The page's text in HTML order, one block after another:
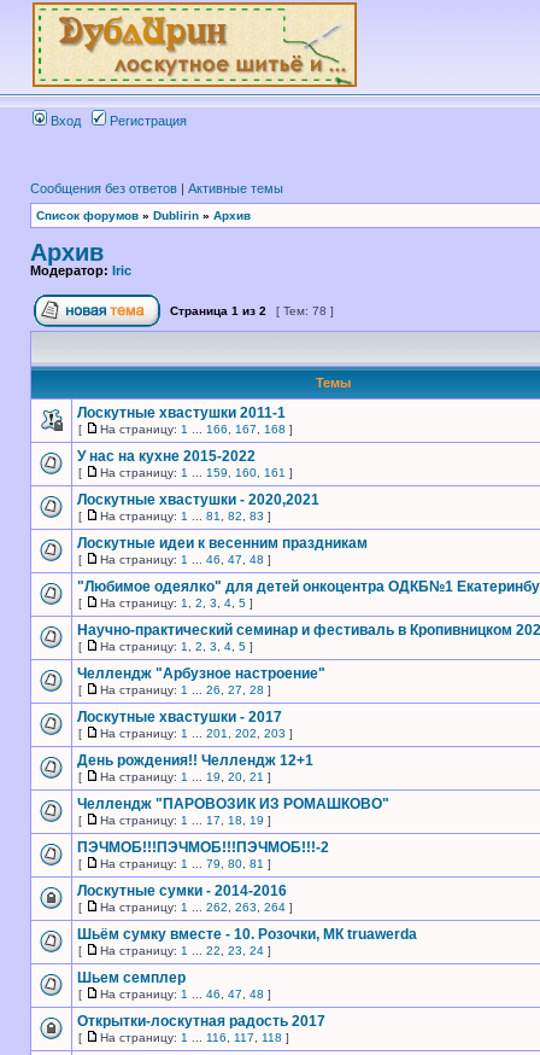
Вход Регистрация
Сообщения без ответов | Активные темы
Список форумов » Dublirin » Архив
Архив
Модератор: Iric
Страница 1 из 2 [ Тем: 78 ]
Темы
Лоскутные хвастушки 2011-1
[ На страницу: 1 166 167 168 ]
У нас на кухне 2015-2022
[ На страницу: 1 159 160 161 ]
Лоскутные хвастушки - 2020,2021
[ На страницу: 1 81 82 83 ]
Лоскутные идеи к весенним праздникам
[ На страницу: 1 46 47 48 ]
"Любимое одеялко" для детей онкоцентра ОДКБ№1
[ На страницу: 1 2 3 4 5 ]
Научно-практический семинар и фестиваль в Кропивницком
[ На страницу: 1 2 3 4 5 ]
Челлендж "Арбузное настроение"
[ На страницу: 1 26 27 28 ]
Лоскутные хвастушки - 2017
[ На страницу: 1 201 202 203 ]
День рождения!! Челлендж 12+1
[ На страницу: 1 19 20 21 ]
Челлендж "ПАРОВОЗИК ИЗ РОМАШКОВО"
[ На страницу: 1 17 18 19 ]
ПЭЧМОБ!!!ПЭЧМОБ!!!ПЭЧМОБ!!!-2
[ На страницу: 1 79 80 81 ]
Лоскутные сумки - 2014-2016
[ На страницу: 1 262 263 264 ]
Шьём сумку вместе - 10. Розочки, МК truawerda
[ На страницу: 1 22 23 24 ]
Шьем семплер
[ На страницу: 1 46 47 48 ]
Открытки-лоскутная радость 2017
[ На страницу: 1 116 117 118 ]